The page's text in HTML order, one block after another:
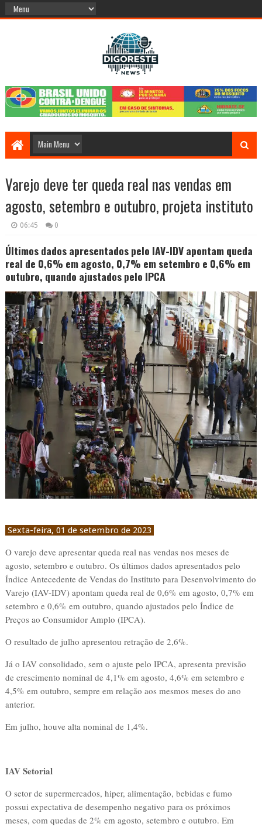
Varejo deve ter queda real nas vendas em
agosto, setembro e outubro, projeta instituto
06:45 0
Últimos dados apresentados pelo IAV-IDV apontam queda
real de 0,6% em agosto, 0,7% em setembro e 0,6% em
outubro, quando ajustados pelo IPCA
Sexta-feira, 01 de setembro de 2023
O varejo deve apresentar queda real nas vendas nos meses de
agosto, setembro e outubro. Os últimos dados apresentados pelo
Índice Antecedente de Vendas do Instituto para Desenvolvimento do
Varejo (IAV-IDV) apontam queda real de 0,6% em agosto, 0,7% em
setembro e 0,6% em outubro, quando ajustados pelo Índice de
Preços ao Consumidor Amplo (IPCA).
O resultado de julho apresentou retração de 2,6%.
Já o IAV consolidado, sem o ajuste pelo IPCA, apresenta previsão
de crescimento nominal de 4,1% em agosto, 4,6% em setembro e
4,5% em outubro, sempre em relação aos mesmos meses do ano
anterior.
Em julho, houve alta nominal de 1,4%.
IAV Setorial
O setor de supermercados, hiper, alimentação, bebidas e fumo
possui expectativa de desempenho negativo para os próximos
meses, com quedas de 2% em agosto, setembro e outubro. Em